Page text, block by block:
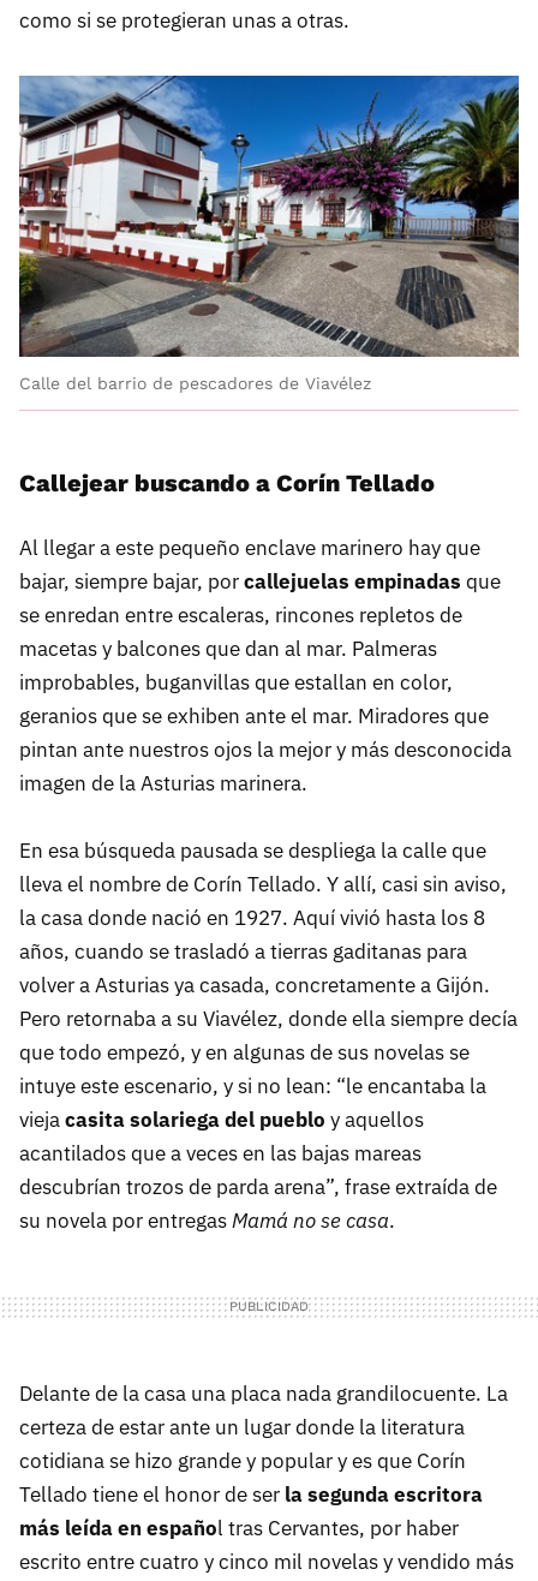
como si se protegieran unas a otras.
Calle del barrio de pescadores de Viavélez
Callejear buscando a Corín Tellado
Al llegar a este pequeño enclave marinero hay que
bajar, siempre bajar, porcallejuelas empinadas que
se enredan entre escaleras, rincones repletos de
macetas y balcones que dan al mar. Palmeras
improbables, buganvillas que estallan en color,
geranios que se exhiben ante el mar. Miradores que
pintan ante nuestros ojos la mejor y más desconocida
imagen de la Asturias marinera.
En esa búsqueda pausada se despliega la calle que
lleva el nombre de Corín Tellado. Y allí, casi sin aviso,
la casa donde nació en 1927. Aquí vivió hasta los 8
años, cuando se trasladó a tierras gaditanas para
volver a Asturias ya casada, concretamente a Gijón.
Pero retornaba a su Viavélez, donde ella siempre decía
que todo empezó, y en algunas de sus novelas se
intuye este escenario, y si no lean: “le encantaba la
viejacasita solariega del pueblo y aquellos
acantilados que a veces en las bajas mareas
descubrían trozos de parda arena”, frase extraída de
su novela por entregasMamá no se casa.
Delante de la casa una placa nada grandilocuente. La
certeza de estar ante un lugar donde la literatura
cotidiana se hizo grande y popular y es que Corín
Tellado tiene el honor de ser la segunda escritora
más leída en español tras Cervantes, por haber
escrito entre cuatro y cinco mil novelas y vendido más